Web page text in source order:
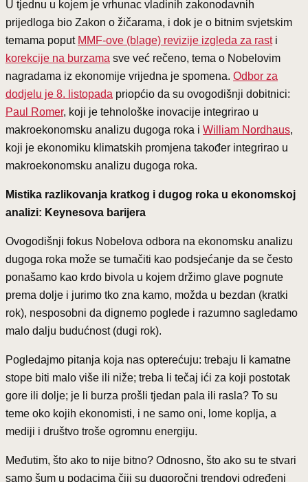
U tjednu u kojem je vrhunac vladinih zakonodavnih
prijedloga bio Zakon o žičarama, i dok je o bitnim svjetskim
temama poput MMF-ove (blage) revizije izgleda za rasti
korekcije na burzama sve već rečeno, tema o Nobelovim
nagradama iz ekonomije vrijedna je spomena. Odbor za
dodjelu je 8. listopada priopćio da su ovogodišnji dobitnici:
Paul Romer, koji je tehnološke inovacije integrirao u
makroekonomsku analizu dugoga roka i William Nordhaus,
koji je ekonomiku klimatskih promjena također integrirao u
makroekonomsku analizu dugoga roka.
Mistika razlikovanja kratkog i dugog roka u ekonomskoj
analizi: Keynesova barijera
Ovogodišnji fokus Nobelova odbora na ekonomsku analizu
dugoga roka može se tumačiti kao podsjećanje da se često
ponašamo kao krdo bivola u kojem držimo glave pognute
prema dolje i jurimo tko zna kamo, možda u bezdan (kratki
rok), nesposobni da dignemo poglede i razumno sagledamo
malo dalju budućnost (dugi rok).
Pogledajmo pitanja koja nas opterećuju: trebaju li kamatne
stope biti malo više ili niže; treba li tečaj ići za koji postotak
gore ili dolje; je li burza prošli tjedan pala ili rasla? To su
teme oko kojih ekonomisti, i ne samo oni, lome koplja, a
mediji i društvo troše ogromnu energiju.
Međutim, što ako to nije bitno? Odnosno, što ako su te stvari
samo šum u podacima čiji su dugoročni trendovi određeni